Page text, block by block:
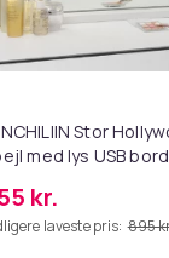
til
Stor
med lys USB
kr.
laveste pris: 895